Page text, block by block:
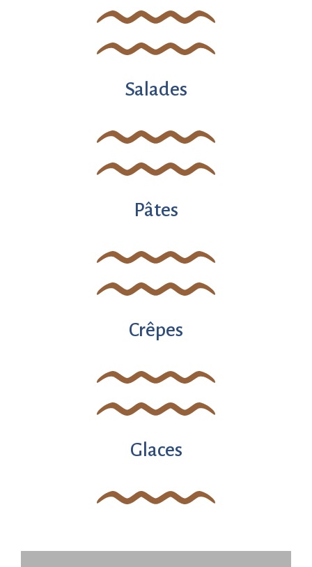
Salades
Pâtes
Crêpes
Glaces